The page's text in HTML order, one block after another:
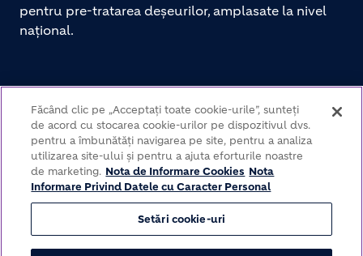
Romania
Obțineți indicații către acest loc.
Obțineți indicații către acest loc.
CONTACT
pentru pre-tratarea deșeurilor, amplasate la nivel
național.
© Somaco Grup Prefabricate 2026
Făcând clic pe „Acceptați toate cookie-urile”, sunteți
de acord cu stocarea cookie-urilor pe dispozitivul dvs.
pentru a îmbunătăți navigarea pe site, pentru a analiza
utilizarea site-ului și pentru a ajuta eforturile noastre
de marketing. Nota de Informare Cookies Nota
Informare Privind Datele cu Caracter Personal
Setări cookie-uri